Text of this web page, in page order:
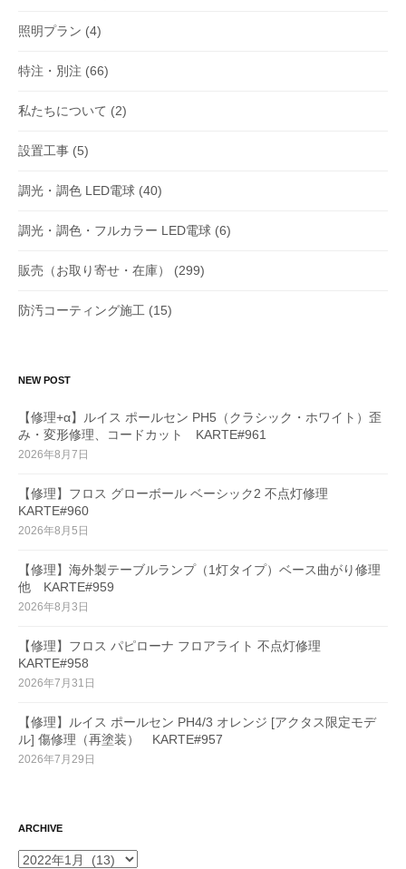
照明プラン (4)
特注・別注 (66)
私たちについて (2)
設置工事 (5)
調光・調色 LED電球 (40)
調光・調色・フルカラー LED電球 (6)
販売（お取り寄せ・在庫） (299)
防汚コーティング施工 (15)
NEW POST
【修理+α】ルイス ポールセン PH5（クラシック・ホワイト）歪
み・変形修理、コードカット KARTE#961
2026年8月7日
【修理】フロス グローボール ベーシック2 不点灯修理
KARTE#960
2026年8月5日
【修理】海外製テーブルランプ（1灯タイプ）ベース曲がり修理
他 KARTE#959
2026年8月3日
【修理】フロス パピローナ フロアライト 不点灯修理
KARTE#958
2026年7月31日
【修理】ルイス ポールセン PH4/3 オレンジ [アクタス限定モデ
ル] 傷修理（再塗装） KARTE#957
2026年7月29日
ARCHIVE
ARCHIVE